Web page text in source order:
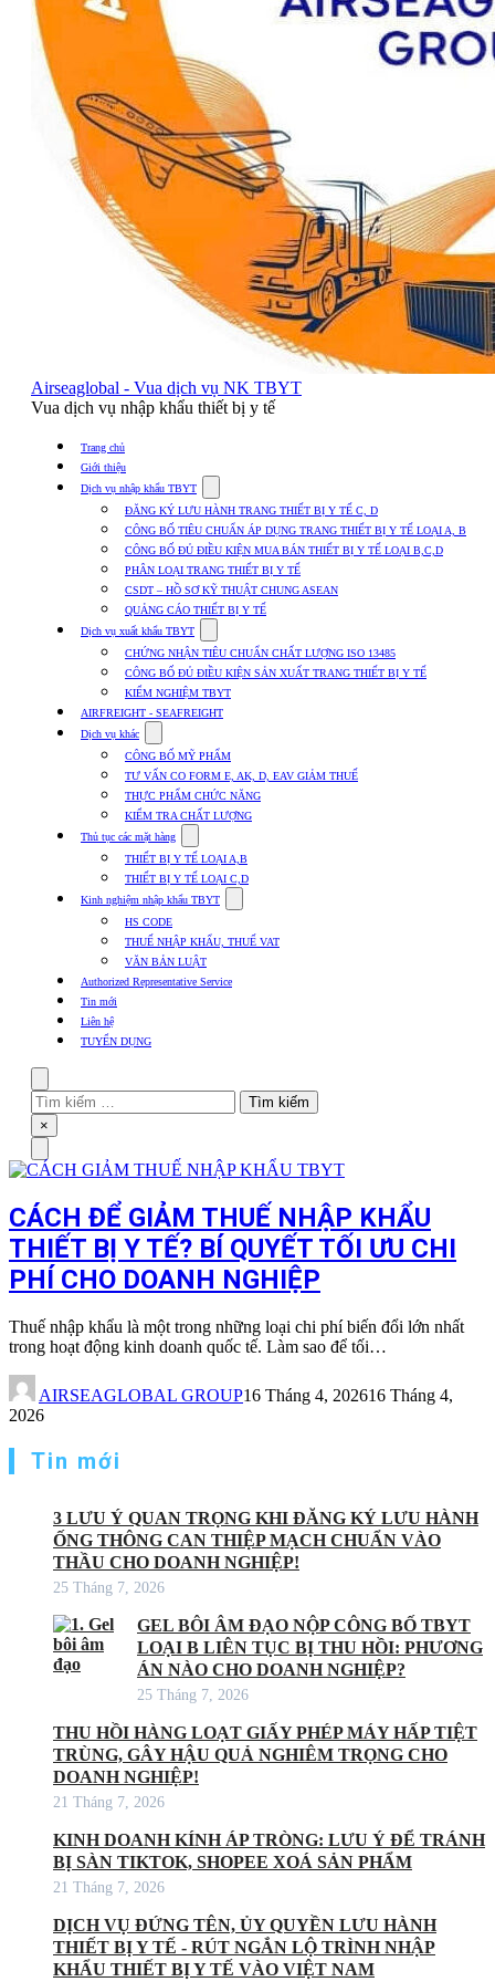
Airseaglobal - Vua dịch vụ NK TBYT
Vua dịch vụ nhập khẩu thiết bị y tế
Trang chủ
Giới thiệu
Dịch vụ nhập khẩu TBYT
submenu
for
Dịch
vụ
nhập
khẩu
TBYT
ĐĂNG KÝ LƯU HÀNH TRANG THIẾT BỊ Y TẾ C, D
CÔNG BỐ TIÊU CHUẨN ÁP DỤNG TRANG THIẾT BỊ Y TẾ LOẠI A, B
CÔNG BỐ ĐỦ ĐIỀU KIỆN MUA BÁN THIẾT BỊ Y TẾ LOẠI B,C,D
PHÂN LOẠI TRANG THIẾT BỊ Y TẾ
CSDT – HỒ SƠ KỸ THUẬT CHUNG ASEAN
QUẢNG CÁO THIẾT BỊ Y TẾ
Dịch vụ xuất khẩu TBYT
submenu
for
Dịch
vụ
xuất
TBYT
CHỨNG NHẬN TIÊU CHUẨN CHẤT LƯỢNG ISO 13485
CÔNG BỐ ĐỦ ĐIỀU KIỆN SẢN XUẤT TRANG THIẾT BỊ Y TẾ
KIỂM NGHIỆM TBYT
AIRFREIGHT - SEAFREIGHT
Dịch vụ khác
submenu
for
Dịch
vụ
khác
CÔNG BỐ MỸ PHẨM
TƯ VẤN CO FORM E, AK, D, EAV GIẢM THUẾ
THỰC PHẨM CHỨC NĂNG
KIỂM TRA CHẤT LƯỢNG
Thủ tục các mặt hàng
submenu
for
Thủ
tục
mặt
hàng
THIẾT BỊ Y TẾ LOẠI A,B
THIẾT BỊ Y TẾ LOẠI C,D
Kinh nghiệm nhập khẩu TBYT
submenu
Kinh
HS CODE
THUẾ NHẬP KHẨU, THUẾ VAT
VĂN BẢN LUẬT
Authorized Representative Service
Tin mới
Liên hệ
TUYỂN DỤNG
Tìm
kiếm
cho:
Close
×
CÁCH ĐỂ GIẢM THUẾ NHẬP KHẨU
THIẾT BỊ Y TẾ? BÍ QUYẾT TỐI ƯU CHI
PHÍ CHO DOANH NGHIỆP
Thuế nhập khẩu là một trong những loại chi phí biến đổi lớn nhất
trong hoạt động kinh doanh quốc tế. Làm sao để tối…
AIRSEAGLOBAL GROUP16 Tháng 4, 202616 Tháng 4,
2026
Tin mới
3 LƯU Ý QUAN TRỌNG KHI ĐĂNG KÝ LƯU HÀNH
ỐNG THÔNG CAN THIỆP MẠCH CHUẨN VÀO
THẦU CHO DOANH NGHIỆP!
25 Tháng 7, 2026
GEL BÔI ÂM ĐẠO NỘP CÔNG BỐ TBYT
LOẠI B LIÊN TỤC BỊ THU HỒI: PHƯƠNG
ÁN NÀO CHO DOANH NGHIỆP?
25 Tháng 7, 2026
THU HỒI HÀNG LOẠT GIẤY PHÉP MÁY HẤP TIỆT
TRÙNG, GÂY HẬU QUẢ NGHIÊM TRỌNG CHO
DOANH NGHIỆP!
21 Tháng 7, 2026
KINH DOANH KÍNH ÁP TRÒNG: LƯU Ý ĐỂ TRÁNH
BỊ SÀN TIKTOK, SHOPEE XOÁ SẢN PHẨM
21 Tháng 7, 2026
DỊCH VỤ ĐỨNG TÊN, ỦY QUYỀN LƯU HÀNH
THIẾT BỊ Y TẾ - RÚT NGẮN LỘ TRÌNH NHẬP
KHẨU THIẾT BỊ Y TẾ VÀO VIỆT NAM